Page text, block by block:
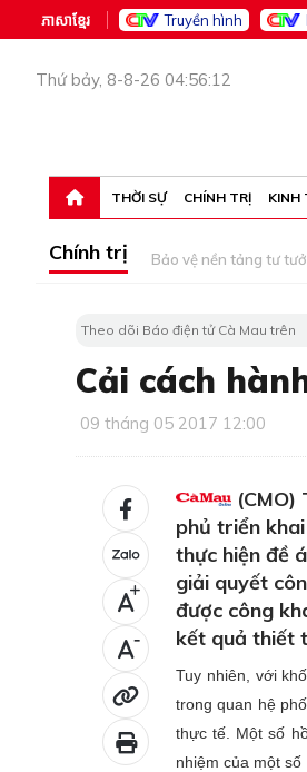
ភាសាខ្មែរ Truyền hình
Thứ bảy, 8-8-26 04:56:12
THỜI SỰ CHÍNH TRỊ KINH
Chính trị Bảo vệ nền tảng tư
Theo dõi Báo điện tử Cà Mau trên
Cải cách
09 tháng 05 2017 12:00
+
-
(CMO)
phủ triển
thực hiện đề
giải quyết
được công
kết quả thiết
Tuy nhiên, với
trong quan hệ
thực tế. Một số
nhiệm của một